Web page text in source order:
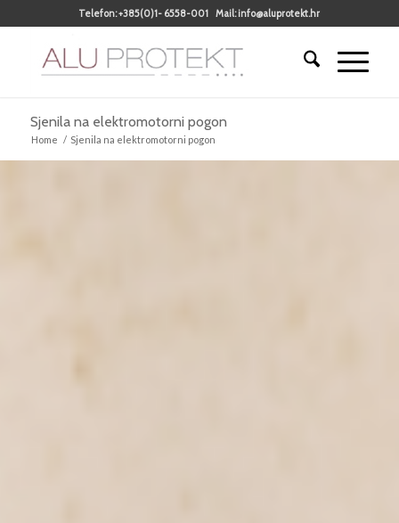
Telefon:+385(0)1- 6558-001 Mail:info@aluprotekt.hr
Sjenila na elektromotorni pogon
Home / Sjenila na elektromotorni pogon